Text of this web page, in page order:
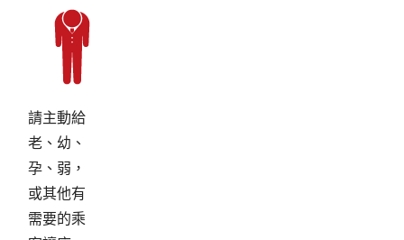
請主動給
老、幼、
孕、弱，
或其他有
需要的乘